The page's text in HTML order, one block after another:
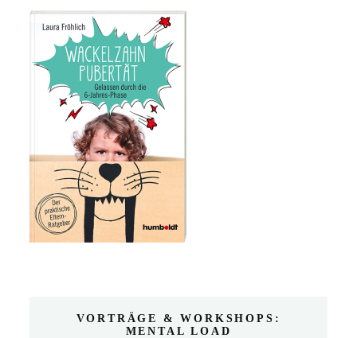
VORTRÄGE & WORKSHOPS:
MENTAL LOAD